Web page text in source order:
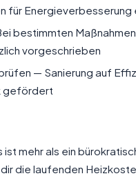
für Energieverbesserung
bestimmten
vorgeschrieben
— Sanierung auf
gefördert
mehr als ein
die laufenden